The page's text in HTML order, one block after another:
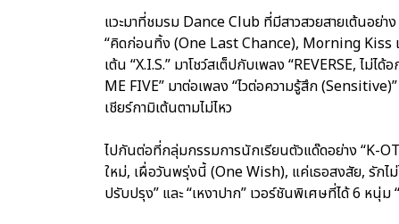
แวะมาที่ชมรม Dance Club ที่มีสาวสวยสายเต้นอย่า
“คิดก่อนทิ้ง (One Last Chance), Morning Kiss
เต้น “X.I.S.” มาโชว์สเต็ปกับเพลง “REVERSE, ไม่
ME FIVE” มาต่อเพลง “ไวต่อความรู้สึก
เชียร์กามิเต้นตามไม่ไหว
ไปกันต่อที่กลุ่มกรรมการนักเรียนตัวแด๊ดอย่าง “K-
ใหม่, เผื่อวันพรุ่งนี้ (One Wish), แค่เธอสงสัย, รักไ
ปรับปรุง” และ “เหงาปาก” เวอร์ชันพิเศษที่ได้ 6 หนุ่